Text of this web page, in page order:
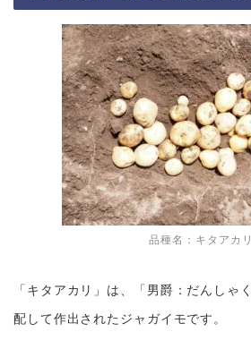
品種名：キタアカリ
「キタアカリ」は、「 男爵：だんしゃ
配して作出されたジャガイモです。